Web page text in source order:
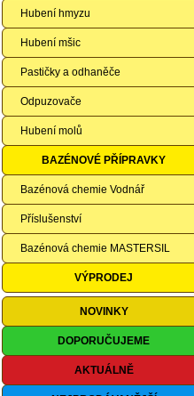
Hubení hmyzu
Hubení mšic
Pastičky a odhaněče
Odpuzovače
Hubení molů
BAZÉNOVÉ PŘÍPRAVKY
Bazénová chemie Vodnář
Příslušenství
Bazénová chemie MASTERSIL
VÝPRODEJ
NOVINKY
DOPORUČUJEME
AKTUÁLNĚ